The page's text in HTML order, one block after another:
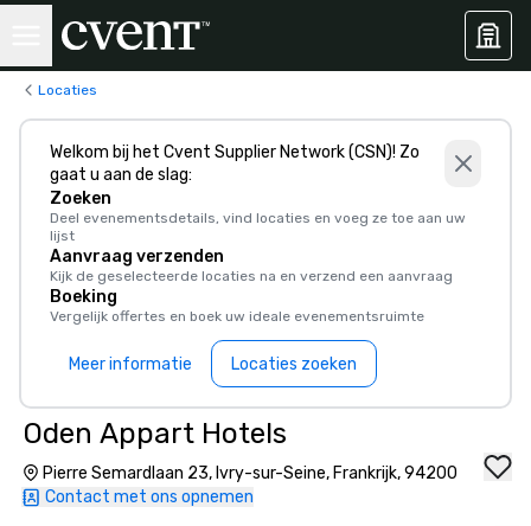
Locaties
Welkom bij het Cvent Supplier Network (CSN)! Zo
gaat u aan de slag:
Zoeken
Deel evenementsdetails, vind locaties en voeg ze toe aan uw
lijst
Aanvraag verzenden
Kijk de geselecteerde locaties na en verzend een aanvraag
Boeking
Vergelijk offertes en boek uw ideale evenementsruimte
Meer informatie Locaties zoeken
Oden Appart Hotels
Pierre Semardlaan 23, Ivry-sur-Seine, Frankrijk, 94200
Contact met ons opnemen